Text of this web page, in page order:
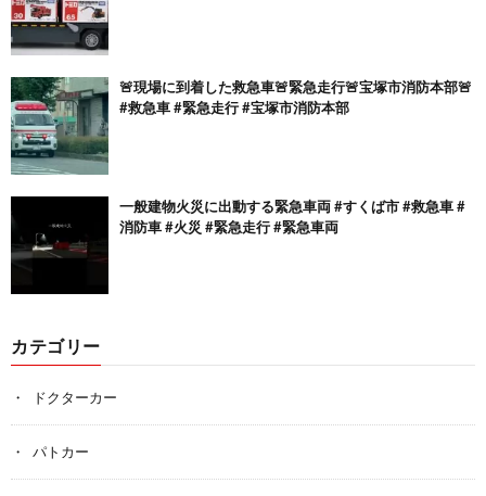
🚨現場に到着した救急車🚨緊急走行🚨宝塚市消防本部🚨
#救急車 #緊急走行 #宝塚市消防本部
一般建物火災に出動する緊急車両 #すくば市 #救急車 #
消防車 #火災 #緊急走行 #緊急車両
カテゴリー
ドクターカー
パトカー